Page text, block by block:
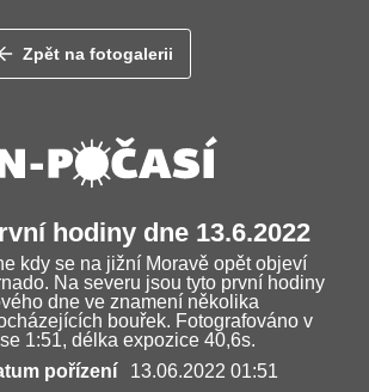
Zpět na fotogalerii
hodiny dne 13.6.2022
kdy se na jižní Moravě opět objeví
Na severu jsou tyto první hodiny
dne ve znamení několika
bouřek. Fotografováno v
1:51, délka expozice 40,6s.
pořízení
13.06.2022 01:51